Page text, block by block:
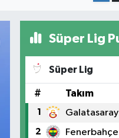
Süper Lig
Süper Lig
# Takım
1 Galatasaray
2 Fenerbahçe